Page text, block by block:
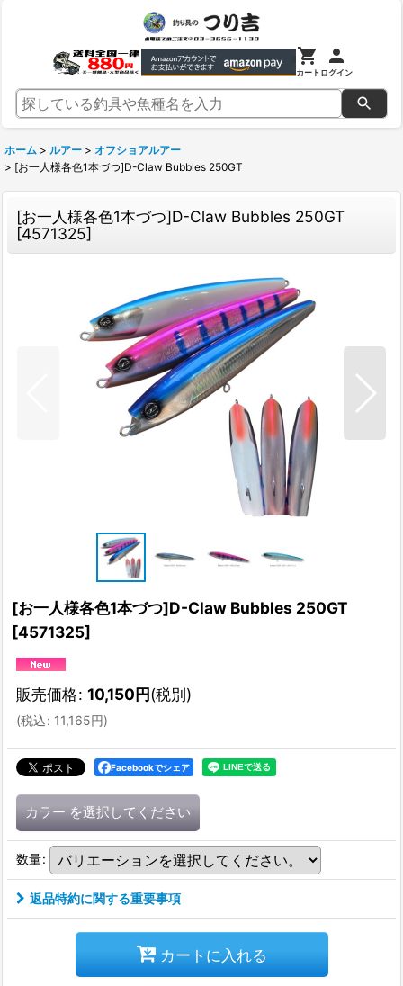
カートログイン
ホーム > ルアー > オフショアルアー
> [お一人様各色1本づつ]D-Claw Bubbles 250GT
[お一人様各色1本づつ]D-Claw Bubbles 250GT
[4571325]
[お一人様各色1本づつ]D-Claw Bubbles 250GT
[4571325]
販売価格: 10,150円(税別)
(税込: 11,165円)
Facebookでシェア
カラー を選択してください
数量:
返品特約に関する重要事項
カートに入れる